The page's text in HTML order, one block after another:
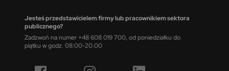
Jesteś przedstawicielem firmy lub pracownikiem sektora
publicznego?
Zadzwoń na numer +48 608 019 700, od poniedziałku do
piątku w godz. 08:00-20.00